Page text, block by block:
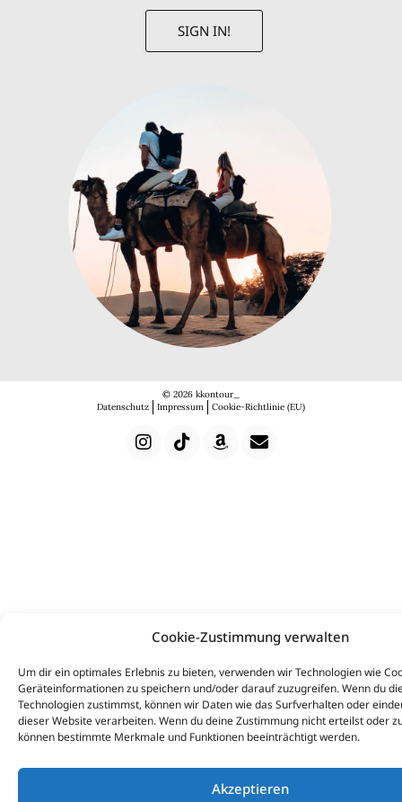
Cookie-Zustimmung verwalten
Um dir ein optimales Erlebnis zu bieten, verwenden wir Technologien wie
Geräteinformationen zu speichern und/oder darauf zuzugreifen. Wenn du
Technologien zustimmst, können wir Daten wie das Surfverhalten oder
dieser Website verarbeiten. Wenn du deine Zustimmung nicht erteilst oder
können bestimmte Merkmale und Funktionen beeinträchtigt werden.
Akzeptieren
SIGN IN!
© 2026 kkontour_
Datenschutz
Impressum Cookie-Richtlinie (EU)